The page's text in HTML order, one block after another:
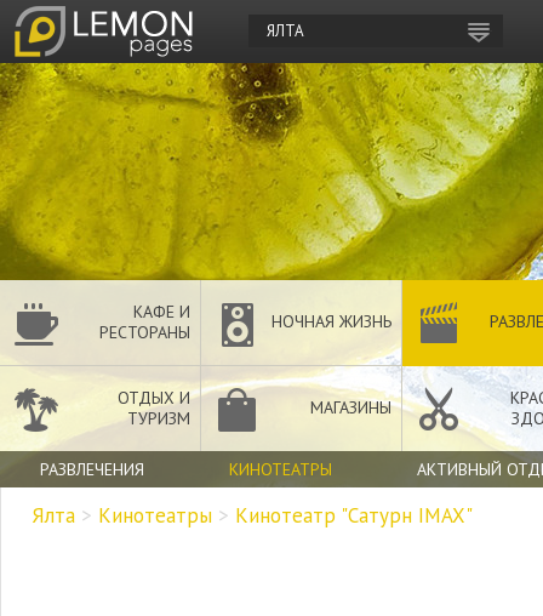
ЯЛТА
КАФЕ И
РЕСТОРАНЫ
НОЧНАЯ ЖИЗНЬ
ОТДЫХ И
ТУРИЗМ
МАГАЗИНЫ
РАЗВЛЕЧЕНИЯ КИНОТЕАТРЫ АКТИВНЫЙ
Ялта > Кинотеатры > Кинотеатр "Сатурн IMAX"